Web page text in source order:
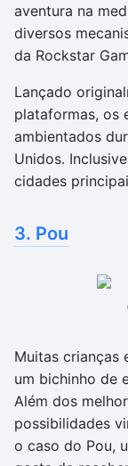
aventura na
diversos
da Rockstar
Lançado
plataformas, os
ambientados
Unidos.
cidades
3. Pou
Muitas crianças
um bichinho de
Além dos
possibilidades
o caso do Pou,